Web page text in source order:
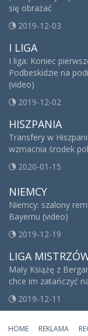
się obrażać
2019-12-03
I LIGA
I liga: Koniec
Podbeskidzie na
(video)
2019-12-02
HISZPANIA
Transfery w
wzmacnia środek
2020-01-15
NIEMCY
Niemcy: szalony
Bayernu (video)
2019-12-19
LIGA
Mały Książę z
chce im zatańczyć
2019-12-11
HOME REKLAMA